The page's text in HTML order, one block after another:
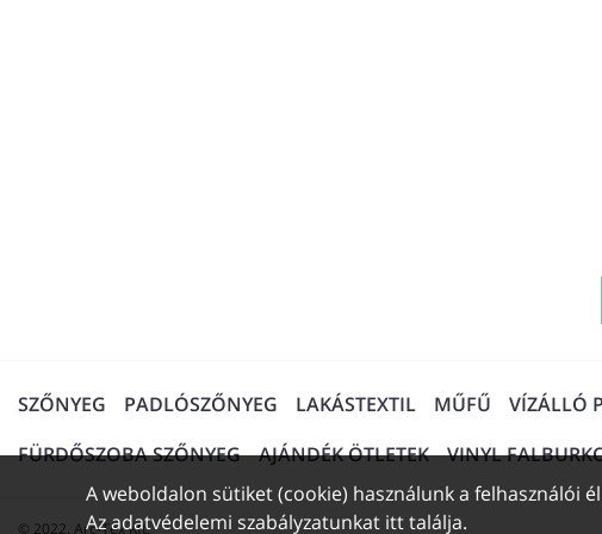
SZŐNYEG PADLÓSZŐNYEG LAKÁSTEXTIL MŰFŰ VÍZÁLLÓ
FÜRDŐSZOBA SZŐNYEG
AJÁNDÉK ÖTLETEK VINYL
© 2022. Arc-Tex Kft.
A weboldalon sütiket (cookie) használunk a felhasználói
Az adatvédelemi szabályzatunkat itt találja.